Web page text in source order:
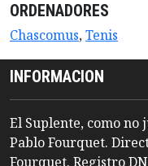
ORDENADORES
Chascomus,Tenis
INFORMACION
El Suplente, como no
Pablo Fourquet.
Fourquet. Registro